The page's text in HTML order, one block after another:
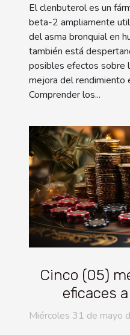
El clenbuterol es un
beta-2 ampliamente
del asma bronquial en
también está
posibles efectos sobre
mejora del rendimiento
Comprender los...
Cinco (05)
eficaces
conseguir
Miércoles 31 de mayo